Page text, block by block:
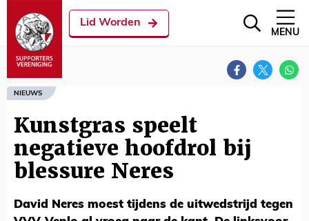
Lid Worden
MENU
NIEUWS
Kunstgras speelt
negatieve hoofdrol bij
blessure Neres
David Neres moest tijdens de uitwedstrijd tegen